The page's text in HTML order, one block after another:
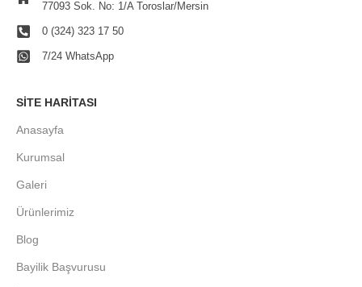
77093 Sok. No: 1/A Toroslar/Mersin
0 (324) 323 17 50
7/24 WhatsApp
SITE HARITASI
Anasayfa
Kurumsal
Galeri
Ürünlerimiz
Blog
Bayilik Başvurusu